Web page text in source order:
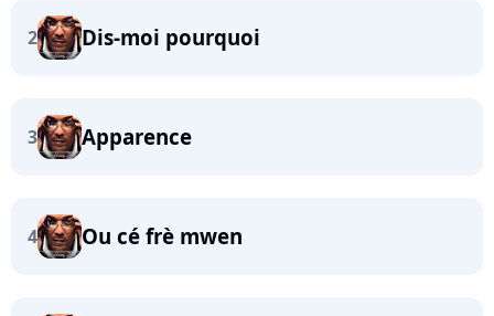
2 Dis-moi pourquoi
3 Apparence
4 Ou cé frè mwen